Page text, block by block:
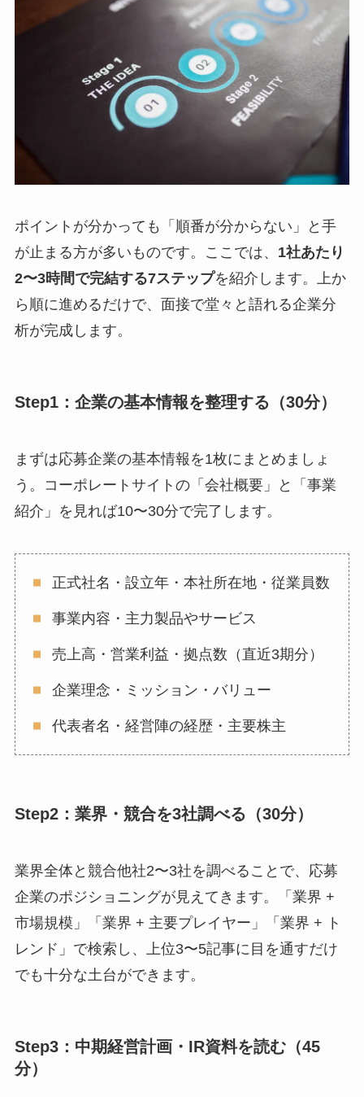
ポイントが分かっても「順番が分からない」と手
が止まる方が多いものです。ここでは、 1社あたり
2〜3時間で完結する7ステップを紹介します。上か
ら順に進めるだけで、面接で堂々と語れる企業分
析が完成します。
Step1：企業の基本情報を整理する（30分）
まずは応募企業の基本情報を1枚にまとめましょ
う。コーポレートサイトの「会社概要」と「事業
紹介」を見れば10〜30分で完了します。
正式社名・設立年・本社所在地・従業員数
事業内容・主力製品やサービス
売上高・営業利益・拠点数（直近3期分）
企業理念・ミッション・バリュー
代表者名・経営陣の経歴・主要株主
Step2：業界・競合を3社調べる（30分）
業界全体と競合他社2〜3社を調べることで、応募
企業のポジショニングが見えてきます。「業界 +
市場規模」「業界 + 主要プレイヤー」「業界 + ト
レンド」で検索し、上位3〜5記事に目を通すだけ
でも十分な土台ができます。
Step3：中期経営計画・IR資料を読む（45
分）